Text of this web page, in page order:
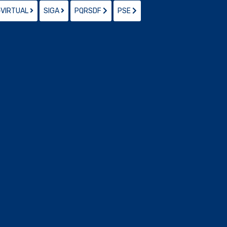
SIGA PQRSDF PSE